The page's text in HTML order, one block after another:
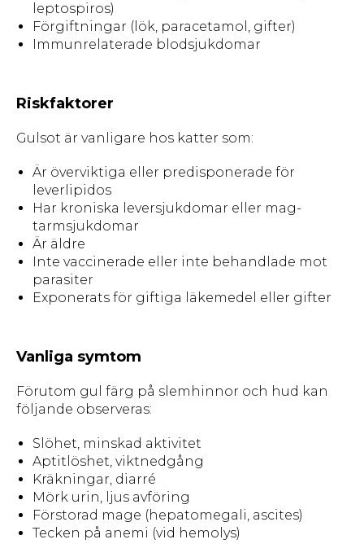
leptospiros)
Förgiftningar (lök, paracetamol, gifter)
Immunrelaterade blodsjukdomar
Riskfaktorer
Gulsot är vanligare hos katter som:
Är överviktiga eller predisponerade för
leverlipidos
Har kroniska leversjukdomar eller mag-
tarmsjukdomar
Är äldre
Inte vaccinerade eller inte behandlade mot
parasiter
Exponerats för giftiga läkemedel eller gifter
Vanliga symtom
Förutom gul färg på slemhinnor och hud kan
följande observeras:
Slöhet, minskad aktivitet
Aptitlöshet, viktnedgång
Kräkningar, diarré
Mörk urin, ljus avföring
Förstorad mage (hepatomegali, ascites)
Tecken på anemi (vid hemolys)